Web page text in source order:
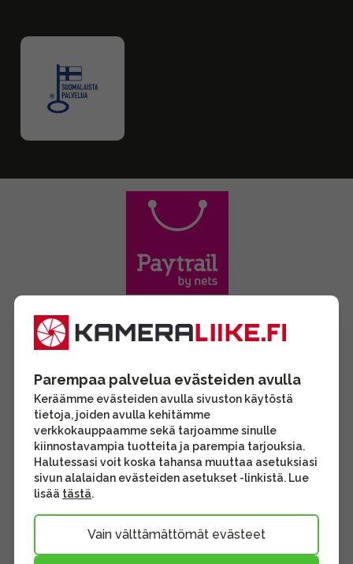
Parempaa palvelua evästeiden avulla
Keräämme evästeiden avulla sivuston käytöstä
tietoja, joiden avulla kehitämme
verkkokauppaamme sekä tarjoamme sinulle
kiinnostavampia tuotteita ja parempia tarjouksia.
Halutessasi voit koska tahansa muuttaa asetuksiasi
sivun alalaidan evästeiden asetukset -linkistä. Lue
lisää tästä.
Vain välttämättömät evästeet